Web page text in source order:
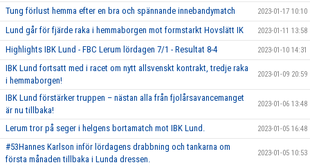
Tung förlust hemma efter en bra och spännande innebandymatch 2023-01-17 10:10
Lund går för fjärde raka i hemmaborgen mot formstarkt Hovslätt IK 2023-01-11 13:58
Highlights IBK Lund - FBC Lerum lördagen 7/1 - Resultat 8-4 2023-01-10 14:31
IBK Lund fortsatt med i racet om nytt allsvenskt kontrakt, tredje raka
i hemmaborgen!
2023-01-09 20:59
IBK Lund förstärker truppen – nästan alla från fjolårsavancemanget
är nu tillbaka!
2023-01-06 13:48
Lerum tror på seger i helgens bortamatch mot IBK Lund. 2023-01-05 16:48
#53Hannes Karlson inför lördagens drabbning och tankarna om
första månaden tillbaka i Lunda dressen.
2023-01-05 10:53